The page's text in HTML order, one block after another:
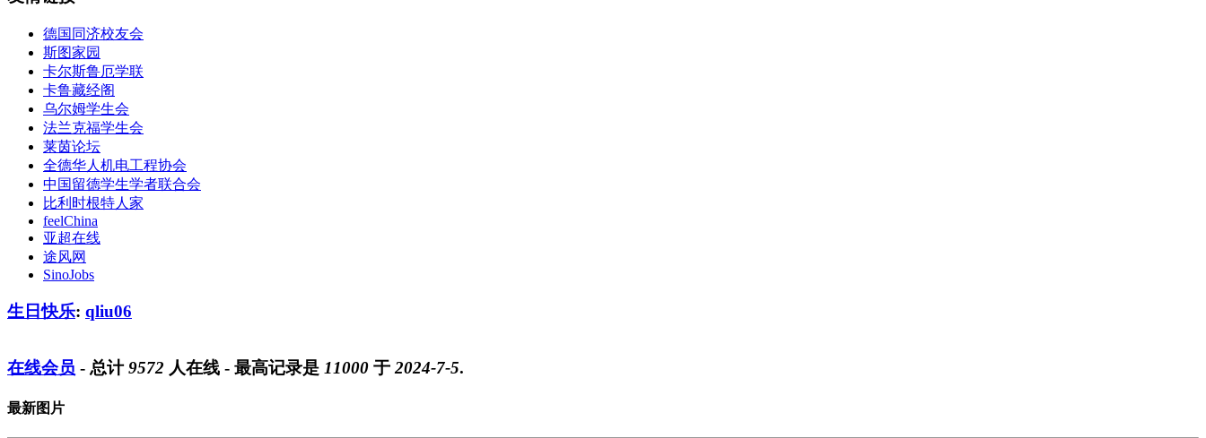
德国同济校友会
斯图家园
卡尔斯鲁厄学联
卡鲁藏经阁
乌尔姆学生会
法兰克福学生会
莱茵论坛
全德华人机电工程协会
中国留德学生学者联合会
比利时根特人家
feelChina
亚超在线
途风网
SinoJobs
生日快乐: qliu06
在线会员 - 总计9572 人在线 - 最高记录是 11000 于2024-7-5.
最新图片